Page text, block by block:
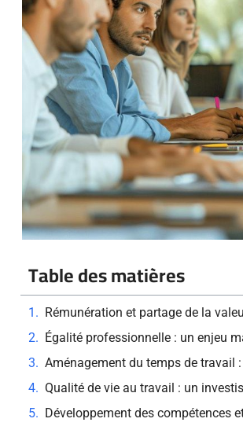
Table des matières
Rémunération et partage de la
Égalité professionnelle : un enjeu
Aménagement du temps de travail
Qualité de vie au travail : un
Développement des compétences